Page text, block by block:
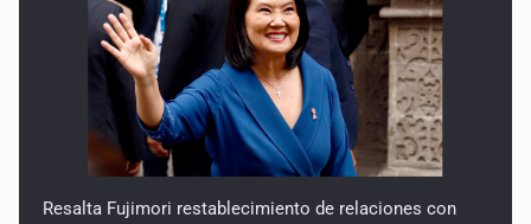
Resalta Fujimori restablecimiento de relaciones con